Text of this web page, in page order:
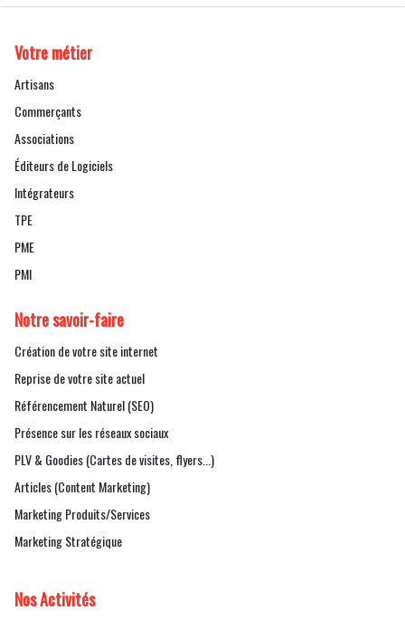
Votre métier
Artisans
Commerçants
Associations
Éditeurs de Logiciels
Intégrateurs
TPE
PME
PMI
Notre savoir-faire
Création de votre site internet
Reprise de votre site actuel
Référencement Naturel (SEO)
Présence sur les réseaux sociaux
PLV & Goodies (Cartes de visites, flyers...)
Articles (Content Marketing)
Marketing Produits/Services
Marketing Stratégique
Nos Activités